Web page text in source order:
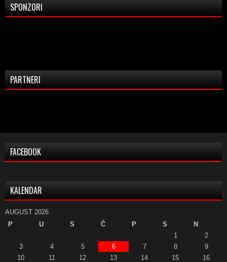
SPONZORI
PARTNERI
FACEBOOK
KALENDAR
AUGUST 2026
P
U S Č P S
N
1
2
3
4 5 6 7 8
9
10
11 12 13 14 15
16